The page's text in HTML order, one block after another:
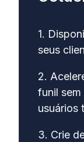
1.
seus
2.
funil sem
usuários
3. Crie